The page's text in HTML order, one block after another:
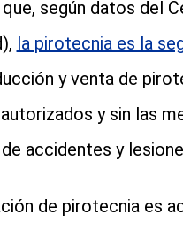
según datos del
la pirotecnia es la
y venta de
y sin las
accidentes y
de pirotecnia es